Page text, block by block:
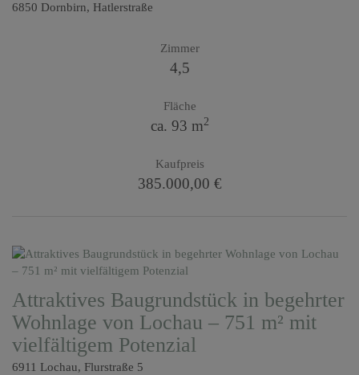
6850 Dornbirn, Hatlerstraße
Zimmer
4,5
Fläche
ca. 93 m2
Kaufpreis
385.000,00 €
Attraktives Baugrundstück in begehrter
Wohnlage von Lochau – 751 m² mit
vielfältigem Potenzial
6911 Lochau, Flurstraße 5